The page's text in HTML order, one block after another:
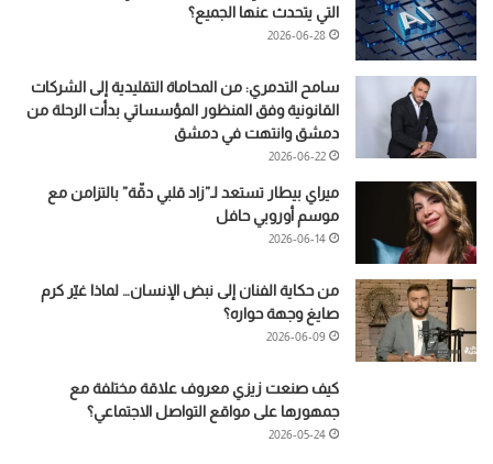
التي يتحدث عنها الجميع؟
2026-06-28
سامح التدمري: من المحاماة التقليدية إلى الشركات
القانونية وفق المنظور المؤسساتي بدأت الرحلة من
دمشق وانتهت في دمشق
2026-06-22
ميراي بيطار تستعد لـ”زاد قلبي دقّة” بالتزامن مع
موسم أوروبي حافل
2026-06-14
من حكاية الفنان إلى نبض الإنسان… لماذا غيّر كرم
صايغ وجهة حواره؟
2026-06-09
كيف صنعت زيزي معروف علاقة مختلفة مع
جمهورها على مواقع التواصل الاجتماعي؟
2026-05-24